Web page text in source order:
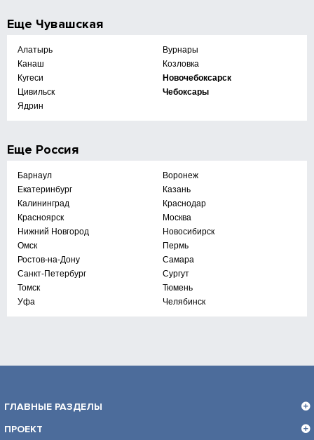
Еще Чувашская
Алатырь
Вурнары
Канаш
Козловка
Кугеси
Новочебоксарск
Цивильск
Чебоксары
Ядрин
Еще Россия
Барнаул
Воронеж
Екатеринбург
Казань
Калининград
Краснодар
Красноярск
Москва
Нижний Новгород
Новосибирск
Омск
Пермь
Ростов-на-Дону
Самара
Санкт-Петербург
Сургут
Томск
Тюмень
Уфа
Челябинск
ГЛАВНЫЕ РАЗДЕЛЫ
ПРОЕКТ